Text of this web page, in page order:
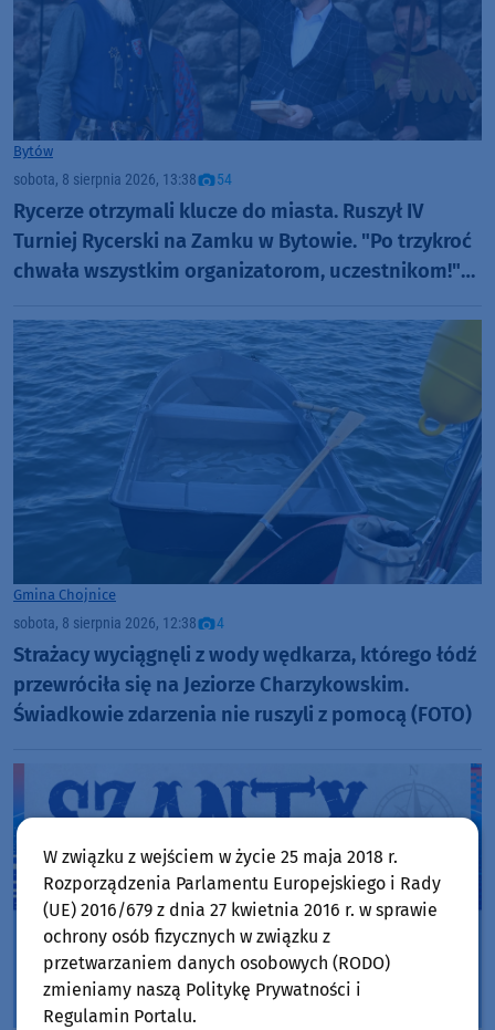
Bytów
sobota, 8 sierpnia 2026, 13:38 54
Rycerze otrzymali klucze do miasta. Ruszył IV
Turniej Rycerski na Zamku w Bytowie. "Po trzykroć
chwała wszystkim organizatorom, uczestnikom!"
Gmina Chojnice
sobota, 8 sierpnia 2026, 12:38 4
Strażacy wyciągnęli z wody wędkarza, którego łódź
przewróciła się na Jeziorze Charzykowskim.
Świadkowie zdarzenia nie ruszyli z pomocą (FOTO)
W związku z wejściem w życie 25 maja 2018 r.
Rozporządzenia Parlamentu Europejskiego i Rady
(UE) 2016/679 z dnia 27 kwietnia 2016 r. w sprawie
ochrony osób fizycznych w związku z
przetwarzaniem danych osobowych (RODO)
zmieniamy naszą Politykę Prywatności i
Regulamin Portalu.